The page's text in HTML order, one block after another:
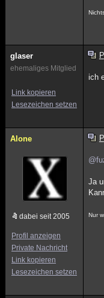
glaser
ehemaliges Mitglied
Link kopieren
Lesezeichen setzen
ich
Alone
dabei seit 2005
Profil anzeigen
Private Nachricht
Link kopieren
Lesezeichen setzen
Ja
Nur